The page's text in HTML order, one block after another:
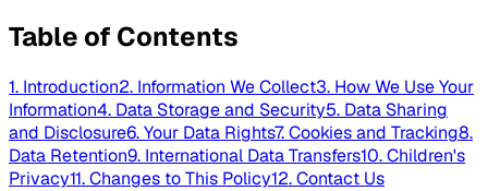
Table of Contents
1. Introduction2. Information We Collect3. How We Use Your
Information4. Data Storage and Security5. Data Sharing
and Disclosure6. Your Data Rights7. Cookies and Tracking8.
Data Retention9. International Data Transfers10. Children's
Privacy11. Changes to This Policy12. Contact Us